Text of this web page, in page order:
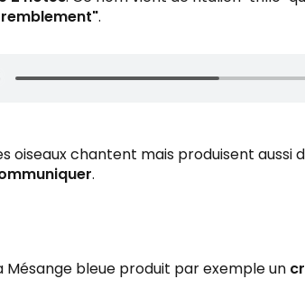
.
oiseaux chantent mais produisent aussi
.
Mésange bleue produit par exemple un